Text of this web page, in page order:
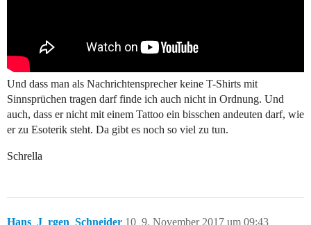
Und dass man als Nachrichtensprecher keine T-Shirts mit
Sinnsprüchen tragen darf finde ich auch nicht in Ordnung. Und
auch, dass er nicht mit einem Tattoo ein bisschen andeuten darf, wie
er zu Esoterik steht. Da gibt es noch so viel zu tun.
Schrella
Hans_J_rgen_Schneider 9. November 2017 um 09:43
10